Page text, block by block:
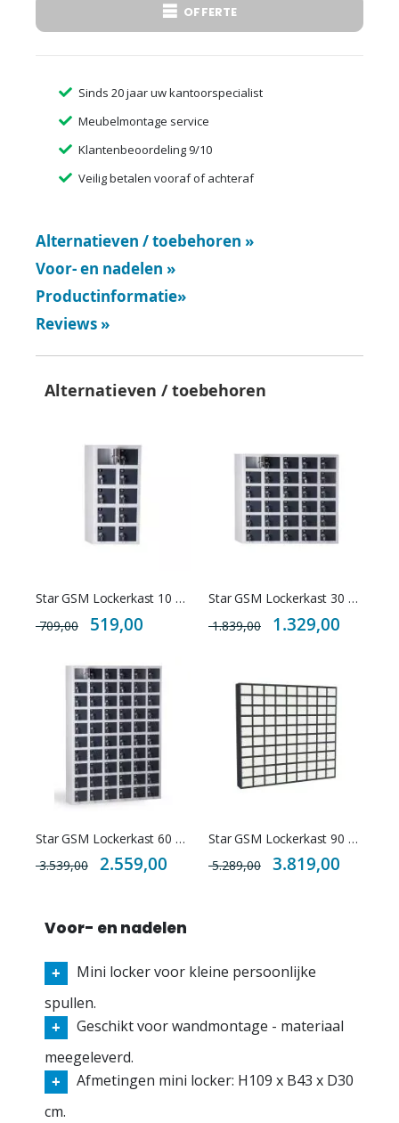
OFFERTE
Sinds 20 jaar uw kantoorspecialist
Meubelmontage service
Klantenbeoordeling 9/10
Veilig betalen vooraf of achteraf
Alternatieven / toebehoren »
Voor- en nadelen »
Productinformatie»
Reviews »
Alternatieven / toebehoren
Star GSM Lockerkast 10 vakken
709,00
Special
Price
519,00
Star GSM Lockerkast 30 vakken
1.839,00
Special
Price
1.329,00
Star GSM Lockerkast 60 vakken
3.539,00
Special
Price
2.559,00
Star GSM Lockerkast 90 vakken
5.289,00
Special
Price
3.819,00
Voor- en nadelen
Mini locker voor kleine persoonlijke
spullen.
Geschikt voor wandmontage - materiaal
meegeleverd.
Afmetingen mini locker: H109 x B43 x D30
cm.